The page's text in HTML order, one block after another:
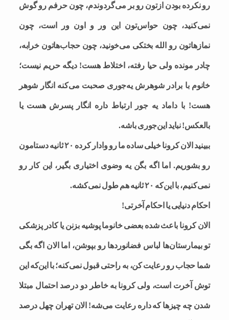
رو نکرده بودن ازتون رو بر می‌گردوندم، چون حرفم رو گوش
نمی‌کنید، چون حواس‌تون این ور و اون ور است، چون
نمازهاتون رو الله بختکی می‌خونید، چون حجاب‌هاتون خرابه،
چادر مونده ولی حیا رفته، اختلاط هست! دیگه حریم نیست؛
خانوم با برادر شوهرش یه‌جوری صحبت می‌‌کنه انگار شوهر
هست! با داماد یه جور ارتباط داره انگار پسرش هست یا
بالعکس! نباید این‌جوری باشه.
ببینید الان کرونا خیلی ساده ما رو وادار کرده ۲۰ ثانیه دستامون
رو بشوریم. اما اگه بگن یه وضوی اختیاری بگیر، این کار رو
نمی‌کنیم، با این‌که ۲۰ ثانیه هم طول نمی‌کشه.
احکام دنیایی یا احکام آخرتی!
الان کرونا باعث شده بعضی خانوما پوشیه بزنن یا کادر پزشکی
تو بیمارستان‌ها لباس فضا‌نوردها رو بپوشن، اما الان اگه بگی
شما حجاب رو رعایت کن، به راحتی قبول نمی‌کنه؛ با این‌که این
توش آخرت است، ولی کرونا به خاطر دو درصد احتمال مبتلا
شدن چه چیزها که داره رعایت می‌شه! الان تهران چهل درصد